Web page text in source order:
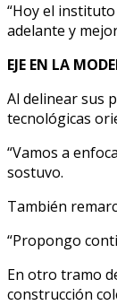
“Hoy el
adelante y
EJE EN LA
Al delinear sus
tecnológicas
“Vamos a
sostuvo.
También
“Propongo
En otro tramo
construcción